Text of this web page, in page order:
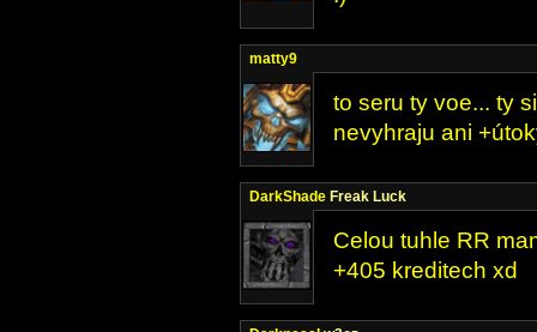
matty9
to seru ty voe... ty
nevyhraju ani
DarkShade Freak Luck
Celou tuhle RR
+405 kreditech xd